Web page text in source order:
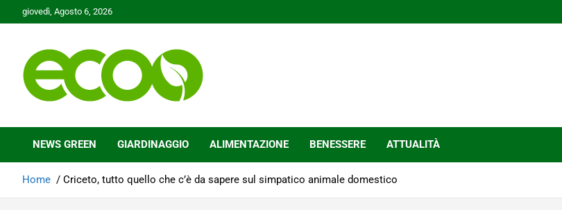
to
giovedì, Agosto 6, 2026
Ecoo.it
NEWS GREEN GIARDINAGGIO ALIMENTAZIONE BENESSERE ATTUALITÀ
Home Criceto, tutto quello che c’è da sapere sul simpatico animale domestico